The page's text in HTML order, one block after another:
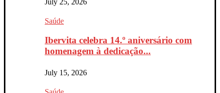
July 25, 2026
Saúde
Ibervita celebra 14.º aniversário com
homenagem à dedicação...
July 15, 2026